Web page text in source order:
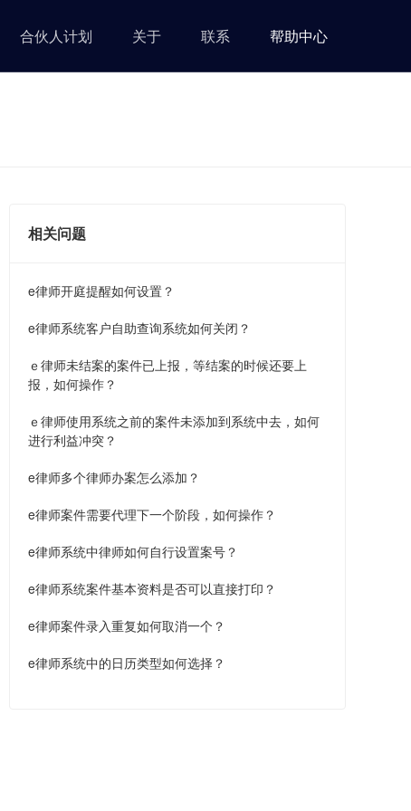
合伙人计划 关于 联系 帮助中心
相关问题
e律师开庭提醒如何设置？
e律师系统客户自助查询系统如何关闭？
ｅ律师未结案的案件已上报，等结案的时候还要上
报，如何操作？
ｅ律师使用系统之前的案件未添加到系统中去，如何
进行利益冲突？
e律师多个律师办案怎么添加？
e律师案件需要代理下一个阶段，如何操作？
e律师系统中律师如何自行设置案号？
e律师系统案件基本资料是否可以直接打印？
e律师案件录入重复如何取消一个？
e律师系统中的日历类型如何选择？